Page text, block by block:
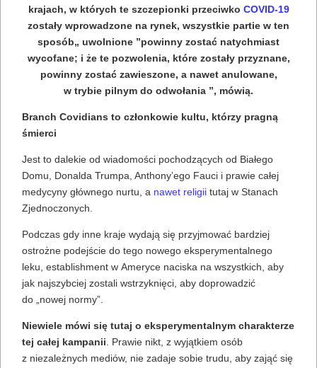
krajach, w których te szczepionki przeciwko COVID-19
zostały wprowadzone na rynek, wszystkie partie w ten
sposób„ uwolnione ”powinny zostać natychmiast
wycofane; i że te pozwolenia, które zostały przyznane,
powinny zostać zawieszone, a nawet anulowane,
w trybie pilnym do odwołania ”, mówią.
Branch Covidians to członkowie kultu, którzy pragną
śmierci
Jest to dalekie od wiadomości pochodzących od Białego
Domu, Donalda Trumpa, Anthony’ego Fauci i prawie całej
medycyny głównego nurtu, a nawet religii tutaj w Stanach
Zjednoczonych.
Podczas gdy inne kraje wydają się przyjmować bardziej
ostrożne podejście do tego nowego eksperymentalnego
leku, establishment w Ameryce naciska na wszystkich, aby
jak najszybciej zostali wstrzyknięci, aby doprowadzić
do „nowej normy”.
Niewiele mówi się tutaj o eksperymentalnym charakterze
tej całej kampanii. Prawie nikt, z wyjątkiem osób
z niezależnych mediów, nie zadaje sobie trudu, aby zająć się